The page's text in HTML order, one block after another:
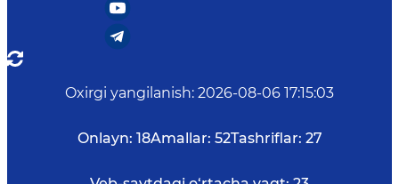
Oxirgi yangilanish: 2026-08-06 17:15:03
Onlayn: 18Amallar: 52Tashriflar: 27